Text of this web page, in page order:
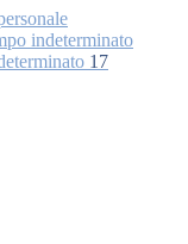
indeterminato
17